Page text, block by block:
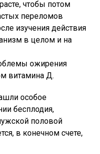
чтобы потом
переломов
изучения действия
в целом и на
ожирения
витамина Д.
особое
бесплодия,
половой
в конечном счете,